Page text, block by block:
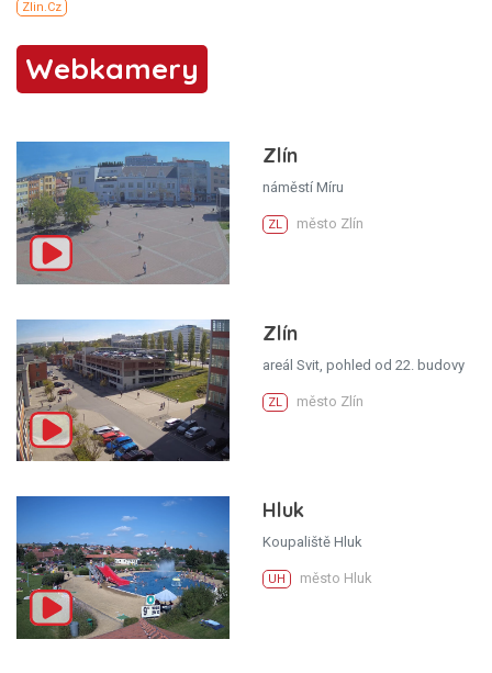
Webkamery
Zlín
náměstí Míru
ZL město Zlín
Zlín
areál Svit, pohled od 22. budovy
ZL město Zlín
Hluk
Koupaliště Hluk
UH město Hluk